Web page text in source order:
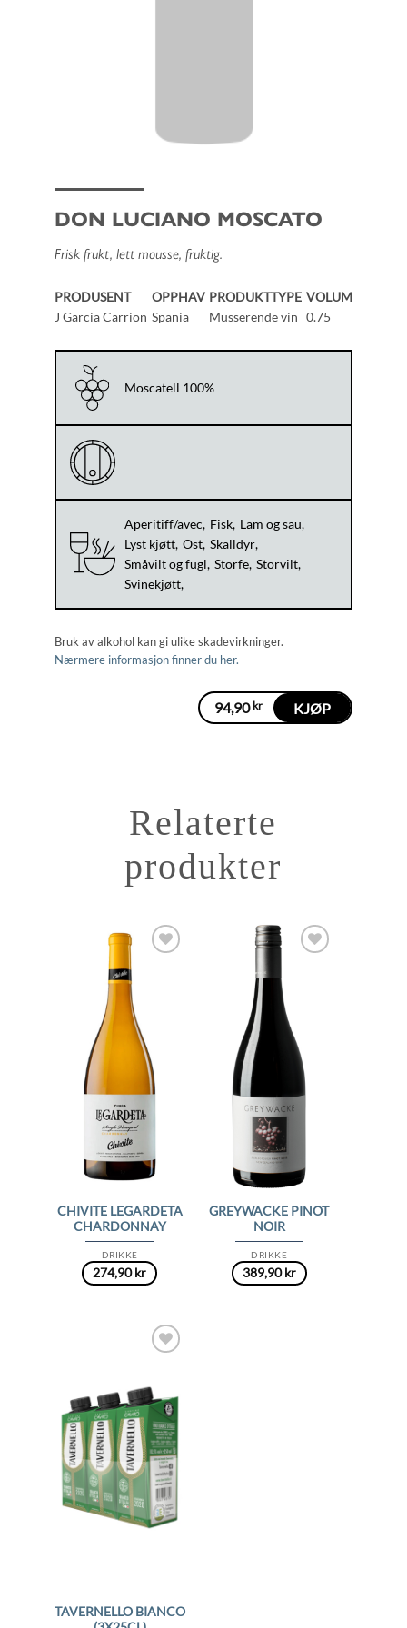
DON LUCIANO MOSCATO
Frisk frukt, lett mousse, fruktig.
PRODUSENT
J Garcia Carrion
OPPHAV
Spania
PRODUKTTYPE
Musserende vin
VOLUM
0.75
Moscatell 100%
Aperitiff/avec Fisk Lam og sau
Lyst kjøtt Ost Skalldyr
Småvilt og fugl Storfe Storvilt
Svinekjøtt
Bruk av alkohol kan gi ulike skadevirkninger.
Nærmere informasjon finner du her.
94,90 kr KJØP
Relaterte
produkter
DRIKKE
CHIVITE LEGARDETA
CHARDONNAY
274,90kr
DRIKKE
GREYWACKE PINOT
NOIR
389,90kr
TAVERNELLO BIANCO